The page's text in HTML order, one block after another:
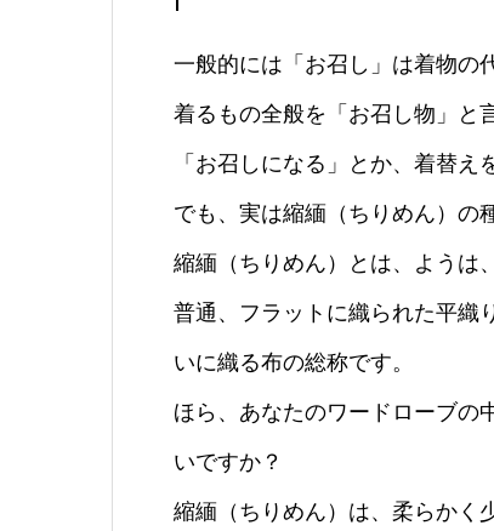
一般的には「お召し」は着物の
着るもの全般を「お召し物」と
「お召しになる」とか、着替え
でも、実は縮緬（ちりめん）の
縮緬（ちりめん）とは、ようは
普通、フラットに織られた平織
いに織る布の総称です。
ほら、あなたのワードローブの
いですか？
縮緬（ちりめん）は、柔らかく